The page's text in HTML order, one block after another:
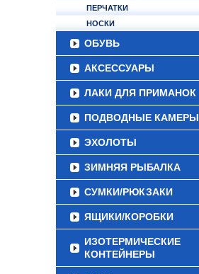
ПЕРЧАТКИ
НОСКИ
ОБУВЬ
АКСЕССУАРЫ
ЛАКИ ДЛЯ ПРИМАНОК
ПОДВОДНЫЕ КАМЕРЫ
ЭХОЛОТЫ
ЗИМНЯЯ РЫБАЛКА
СУМКИ/РЮКЗАКИ
ЯЩИКИ/КОРОБКИ
ИЗОТЕРМИЧЕСКИЕ
КОНТЕЙНЕРЫ